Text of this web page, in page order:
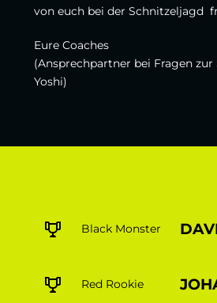
von euch bei der Schnitzeljagd
Eure Coaches
(Ansprechpartner bei Fragen
Yoshi)
Black Monster
Red Rookie